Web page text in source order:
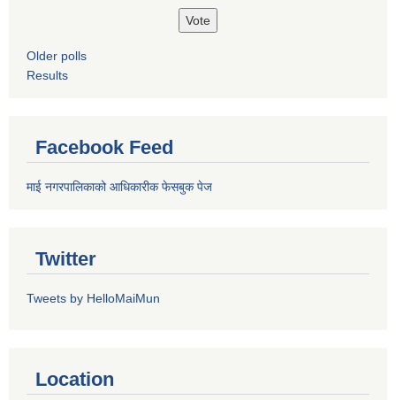
Older polls
Results
Facebook Feed
माई नगरपालिकाको आधिकारीक फेसबुक पेज
Twitter
Tweets by HelloMaiMun
Location